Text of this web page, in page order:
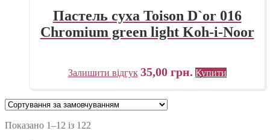
Пастель суха Toison D`or 016
Chromium green light Koh-i-Noor
Залишити відгук 35,00 грн. Купити
Показано 1–12 із 122